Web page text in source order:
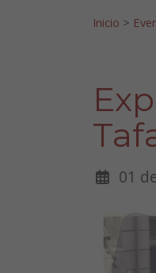
Inicio >
01